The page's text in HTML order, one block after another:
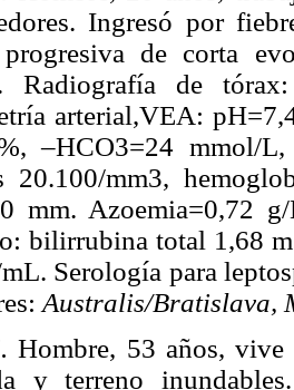
Ingresó por
progresiva de corta
Radiografía de
arterial,VEA:
–HCO3=24 mmol/
20.100/mm3,
mm. Azoemia=0,72
bilirrubina total 1,68
Serología para
Australis/Bratislava,
Hombre, 53 años, vive
y terreno